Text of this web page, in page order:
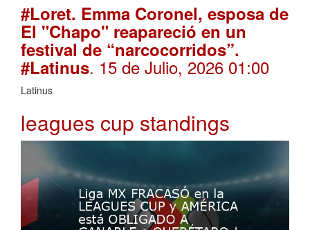
#Loret. Emma Coronel, esposa de
El "Chapo" reapareció en un
festival de “narcocorridos”.
#Latinus. 15 de Julio, 2026 01:00
Latinus
leagues cup standings